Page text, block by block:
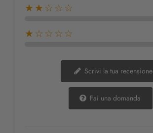
★★☆☆☆
★☆☆☆☆
Scrivi la tua recensione
Fai una domanda